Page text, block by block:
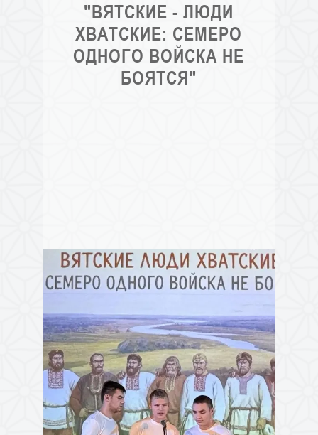
"ВЯТСКИЕ - ЛЮДИ
ХВАТСКИЕ: СЕМЕРО
ОДНОГО ВОЙСКА НЕ
БОЯТСЯ"